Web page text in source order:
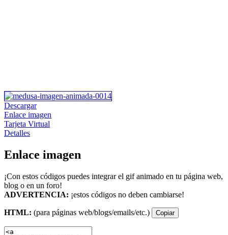
Descargar
Enlace imagen
Tarjeta Virtual
Detalles
Enlace imagen
¡Con estos códigos puedes integrar el gif animado en tu página web,
blog o en un foro!
ADVERTENCIA: ¡estos códigos no deben cambiarse!
HTML: (para páginas web/blogs/emails/etc.) Copiar